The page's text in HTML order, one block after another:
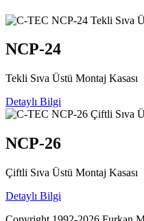
NCP-24
Tekli Sıva Üstü Montaj Kasası
Detaylı Bilgi
NCP-26
Çiftli Sıva Üstü Montaj Kasası
Detaylı Bilgi